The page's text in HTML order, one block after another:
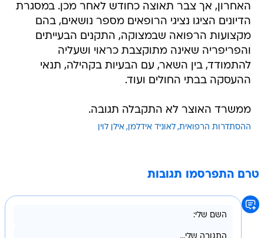
האחרון, אך צבר תאוצה כחודש לאחר מכן. במסגרת
הדיונים הציגו נציגי הרופאים מספר נושאים, בהם
מקצועות הרפואה שבמצוקה, התקנים הבעייתים
והפריפריה שאינה מתוקצבת כראוי ושעליה
להתמודד, בין השאר, עם הבעיות בקהילה, תנאי
ההעסקה בבתי החולים ועוד.
ממשרד האוצר לא התקבלה תגובה.
ההסתדרות הרפואית לאוניד אידלמן אילן לוין
טרם התפרסמו תגובות